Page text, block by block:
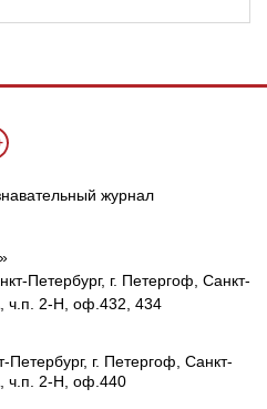
журнал
Петербург, г. Петергоф, Санкт-
ч.п. 2-Н, оф.432, 434
г. Петергоф, Санкт-
ч.п. 2-Н, оф.440